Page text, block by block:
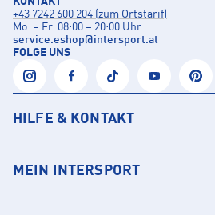
+43 7242 600 204 (zum Ortstarif)
Mo. – Fr. 08:00 – 20:00 Uhr
service.eshop@intersport.at
FOLGE UNS
HILFE & KONTAKT
MEIN INTERSPORT